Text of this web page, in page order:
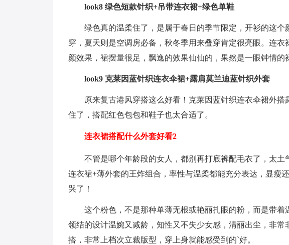
look8 绿色短款针织+吊带连衣裙+绿色单鞋
绿色真的温柔住了，是属于春日的季节限定，开衫的这
穿，夏天则是空调房必备，秋冬季用来叠穿肯定很亮眼。连
颜效果，裙摆量很足，飘逸的效果仙仙的，果然是一眼钟情的
look9 克莱因蓝针织连衣伞裙+露肩莫兰迪蓝针织外套
原来复古港风穿搭这么好看！克莱因蓝针织连衣伞裙外
住了，搭配红色包包和鞋子也太合适了。
连衣裙搭配什么外套好看2
不管是哪个年龄段的女人，都别再打底裤配毛衣了，太
连衣裙+薄外套的王炸组合，率性与温柔都能充分表达，显瘦
哭了！
这个粉色，不是那种单薄无根或艳丽扎眼的粉，而是带
领结的设计温婉又减龄，知性又不失少女感，清丽出尘，非
搭，非常上档次立裁版型，穿上身就能感受到的`好。